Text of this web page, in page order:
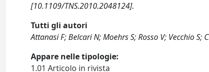
[10.1109/TNS.2010.2048124].
Tutti gli autori
Attanasi F; Belcari N; Moehrs S; Rosso V; Vecchio
Appare nelle tipologie:
1.01 Articolo in rivista